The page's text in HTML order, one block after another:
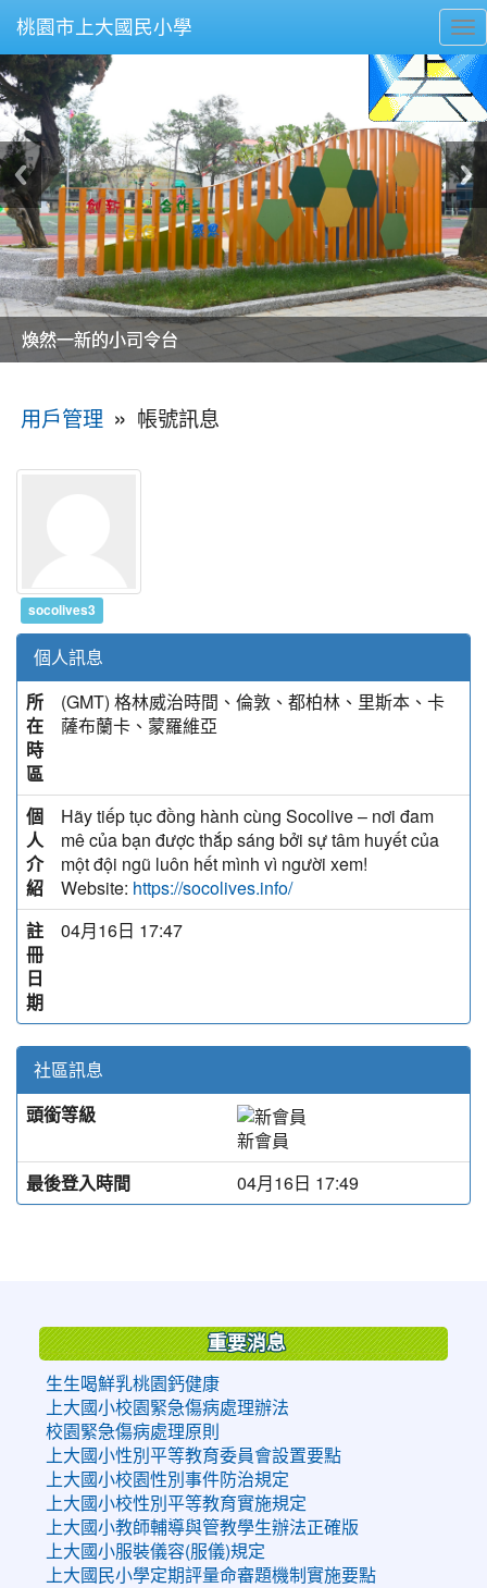
桃園市上大國民小學
美麗的操場是我們活力的來源
美麗的操場是我們活力的來源
煥然一新的小司令台
煥然一新的小司令台
富含桃園埤塘田園風光意象的中廊
富含桃園埤塘田園風光意象的中廊
嶄新的中庭廣場
嶄新的中庭廣場
水生池生生不息
水生池生生不息
用戶管理 » 帳號訊息
socolives3
個人訊息
所
在
時
區
(GMT) 格林威治時間、倫敦、都柏林、里斯本、卡
薩布蘭卡、蒙羅維亞
個
人
介
紹
Hãy tiếp tục đồng hành cùng Socolive – nơi đam
mê của bạn được thắp sáng bởi sự tâm huyết của
một đội ngũ luôn hết mình vì người xem!
Website: https://socolives.info/
註
冊
日
期
04月16日 17:47
社區訊息
頭銜等級
新會員
最後登入時間
04月16日 17:49
重要消息
生生喝鮮乳桃園鈣健康
上大國小校園緊急傷病處理辦法
校園緊急傷病處理原則
上大國小性別平等教育委員會設置要點
上大國小校園性別事件防治規定
上大國小校性別平等教育實施規定
上大國小教師輔導與管教學生辦法正確版
上大國小服裝儀容(服儀)規定
上大國民小學定期評量命審題機制實施要點